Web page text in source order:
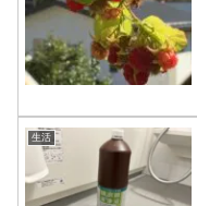
生活